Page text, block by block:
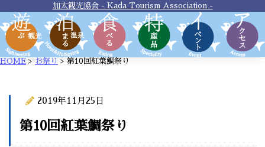
加太観光協会 - Kada Tourism Association -
HOME > お祭り > 第10回紅葉鯛祭り
2019年11月25日
第10回紅葉鯛祭り